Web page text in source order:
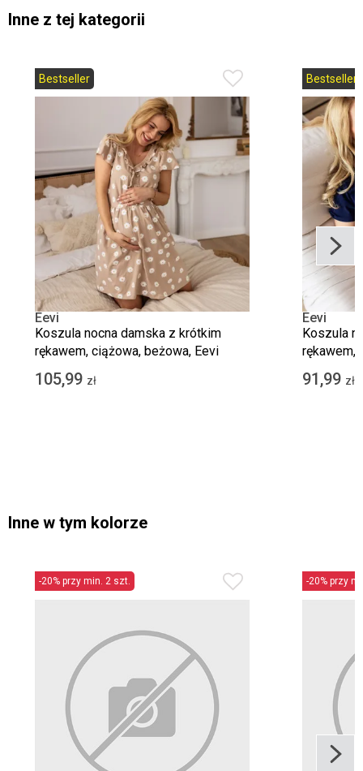
Inne z tej kategorii
Bestseller
Eevi
Koszula nocna damska z krótkim
rękawem, ciążowa, beżowa, Eevi
105,99 zł
Bestseller
Eevi
Koszula
rękawem,
91,99 zł
Inne w tym kolorze
-20% przy min. 2 szt. -20% przy